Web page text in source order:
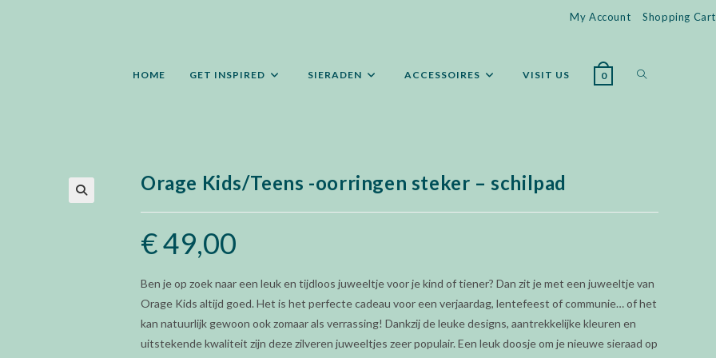
My Account Shopping Cart
HOME GET INSPIRED SIERADEN ACCESSOIRES VISIT US 0 WEBSITE
Orage Kids/Teens -oorringen steker – schilpad
€49,00
Ben je op zoek naar een leuk en tijdloos juweeltje voor je kind of tiener? Dan zit je met een juweeltje van
Orage Kids altijd goed. Het is het perfecte cadeau voor een verjaardag, lentefeest of communie… of het
kan natuurlijk gewoon ook zomaar als verrassing! Dankzij de leuke designs, aantrekkelijke kleuren en
uitstekende kwaliteit zijn deze zilveren juweeltjes zeer populair. Een leuk doosje om je nieuwe sieraad op